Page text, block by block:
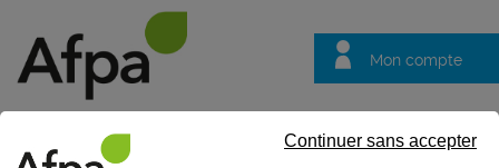
Mon compte
questions
Continuer sans accepter